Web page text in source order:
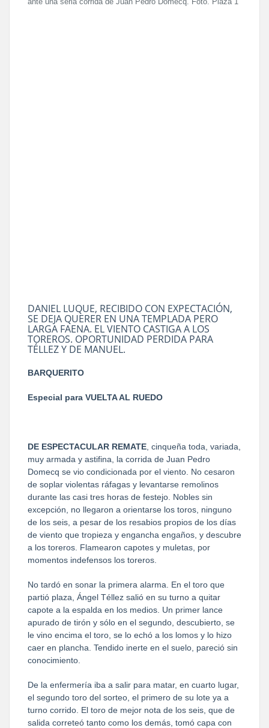
DANIEL LUQUE, RECIBIDO CON EXPECTACIÓN,
SE DEJA QUERER EN UNA TEMPLADA PERO
LARGA FAENA. EL VIENTO CASTIGA A LOS
TOREROS. OPORTUNIDAD PERDIDA PARA
TÉLLEZ Y DE MANUEL.
BARQUERITO
Especial para VUELTA AL RUEDO
DE ESPECTACULAR REMATE , cinqueña toda, variada,
muy armada y astifina, la corrida de Juan Pedro
Domecq se vio condicionada por el viento. No cesaron
de soplar violentas ráfagas y levantarse remolinos
durante las casi tres horas de festejo. Nobles sin
excepción, no llegaron a orientarse los toros, ninguno
de los seis, a pesar de los resabios propios de los días
de viento que tropieza y engancha engaños, y descubre
a los toreros. Flamearon capotes y muletas, por
momentos indefensos los toreros.
No tardó en sonar la primera alarma. En el toro que
partió plaza, Ángel Téllez salió en su turno a quitar
capote a la espalda en los medios. Un primer lance
apurado de tirón y sólo en el segundo, descubierto, se
le vino encima el toro, se lo echó a los lomos y lo hizo
caer en plancha. Tendido inerte en el suelo, pareció sin
conocimiento.
De la enfermería iba a salir para matar, en cuarto lugar,
el segundo toro del sorteo, el primero de su lote ya a
turno corrido. El toro de mejor nota de los seis, que de
salida correteó tanto como los demás, tomó capa con